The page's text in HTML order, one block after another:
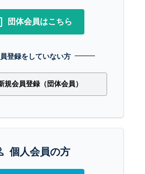
団体会員はこちら
登録をしていない方
規会員登録（団体会員）
個人会員の方